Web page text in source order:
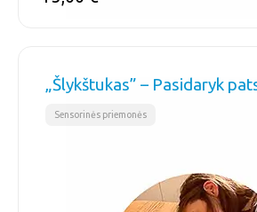
„Šlykštukas” – Pasidaryk
Sensorinės priemonės